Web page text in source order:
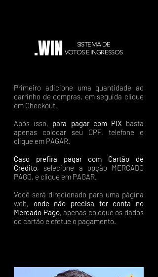
.WIN
SISTEMA DE
VOTOS E INGRESSOS
Primeiro adicione uma quantidade ao
carrinho de compras, em seguida clique
em Checkout.
Após isso, para pagar com PIX basta
apenas colocar seu CPF, telefone e
clique em PAGAR.
Caso prefira pagar com Cartão de
Crédito, selecione a opção MERCADO
PAGO, e clique em PAGAR.
Você será direcionado para uma página
web, onde não precisa ter conta no
Mercado Pago, apenas coloque os dados
do cartão e efetue o pagamento.